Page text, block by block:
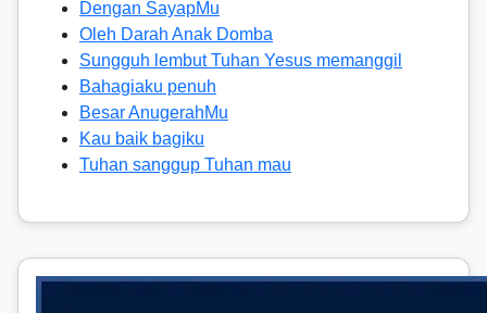
Dengan SayapMu
Oleh Darah Anak Domba
Sungguh lembut Tuhan Yesus memanggil
Bahagiaku penuh
Besar AnugerahMu
Kau baik bagiku
Tuhan sanggup Tuhan mau